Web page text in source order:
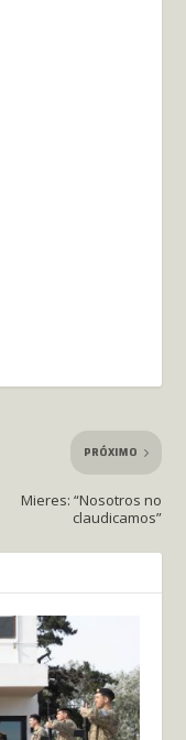
PRÓXIMO
Mieres: “Nosotros no
claudicamos”